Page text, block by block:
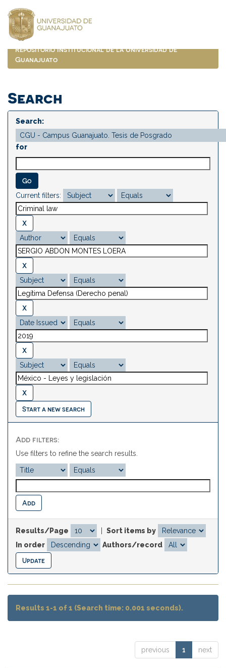
navigation
Repositorio Institucional de la Universidad de
Guanajuato
Search
Search:
for
Current filters:
Start a new search
Add filters:
Use filters to refine the search results.
Results/Page
Sort items by
In order
Authors/record
Results 1-1 of 1 (Search time: 0.001 seconds).
previous 1 next